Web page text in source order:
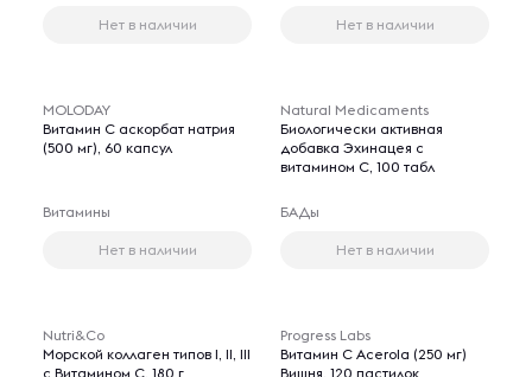
Нет в наличии Нет в наличии
MOLODAY
Витамин С аскорбат натрия
(500 мг), 60 капсул
Витамины
Нет в наличии
Natural Medicaments
Биологически активная
добавка Эхинацея с
витамином С, 100 табл
БАДы
Нет в наличии
Nutri&Co
Морской коллаген типов I, II, III
с Витамином C, 180 г
Progress Labs
Витамин C Acerola (250 мг)
Вишня, 120 пастилок